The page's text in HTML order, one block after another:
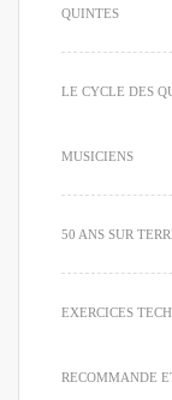
QUINTES
LE CYCLE DES
MUSICIENS
50 ANS SUR
EXERCICES
RECOMMANDE